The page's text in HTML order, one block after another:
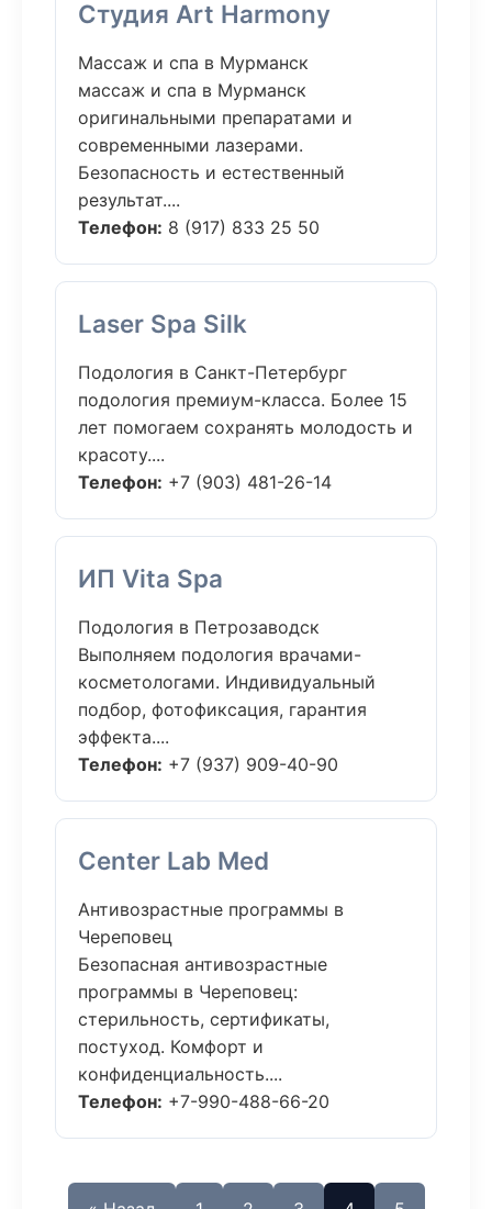
Студия Art Harmony
Массаж и спа в Мурманск
массаж и спа в Мурманск
оригинальными препаратами и
современными лазерами.
Безопасность и естественный
результат....
Телефон: 8 (917) 833 25 50
Laser Spa Silk
Подология в Санкт-Петербург
подология премиум-класса. Более 15
лет помогаем сохранять молодость и
красоту....
Телефон: +7 (903) 481-26-14
ИП Vita Spa
Подология в Петрозаводск
Выполняем подология врачами-
косметологами. Индивидуальный
подбор, фотофиксация, гарантия
эффекта....
Телефон: +7 (937) 909-40-90
Center Lab Med
Антивозрастные программы в
Череповец
Безопасная антивозрастные
программы в Череповец:
стерильность, сертификаты,
постуход. Комфорт и
конфиденциальность....
Телефон: +7-990-488-66-20